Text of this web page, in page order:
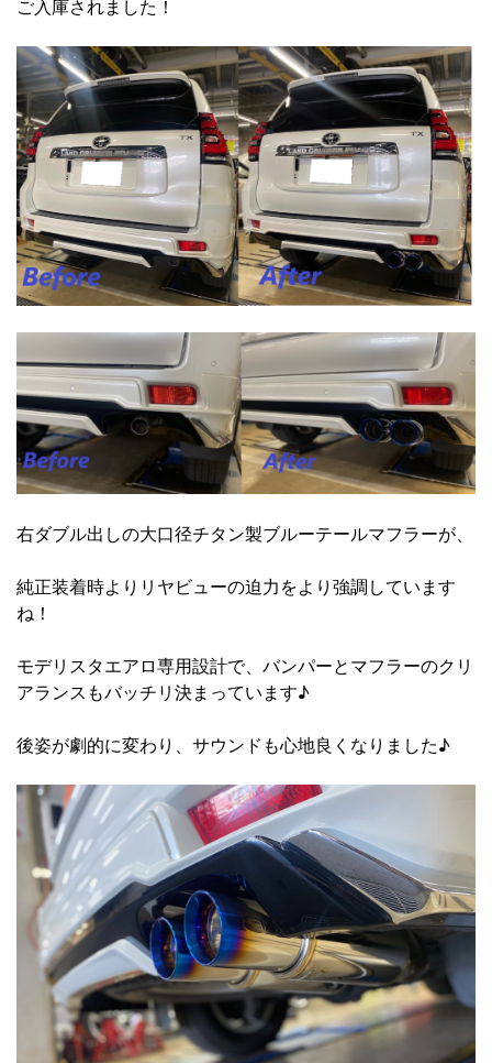
ご入庫されました！
右ダブル出しの大口径チタン製ブルーテールマフラーが、
純正装着時よりリヤビューの迫力をより強調しています
ね！
モデリスタエアロ専用設計で、バンパーとマフラーのクリ
アランスもバッチリ決まっています♪
後姿が劇的に変わり、サウンドも心地良くなりました♪